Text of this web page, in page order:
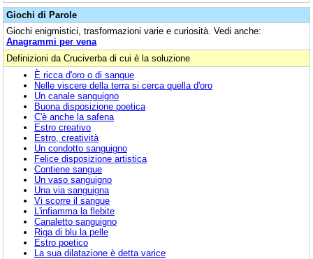
Giochi di Parole
Giochi enigmistici, trasformazioni varie e curiosità. Vedi anche:
Anagrammi per vena
Definizioni da Cruciverba di cui è la soluzione
È ricca d'oro o di sangue
Nelle viscere della terra si cerca quella d'oro
Un canale sanguigno
Buona disposizione poetica
C'è anche la safena
Estro creativo
Estro, creatività
Un condotto sanguigno
Felice disposizione artistica
Contiene sangue
Un vaso sanguigno
Una via sanguigna
Vi scorre il sangue
L'infiamma la flebite
Canaletto sanguigno
Riga di blu la pelle
Estro poetico
La sua dilatazione è detta varice